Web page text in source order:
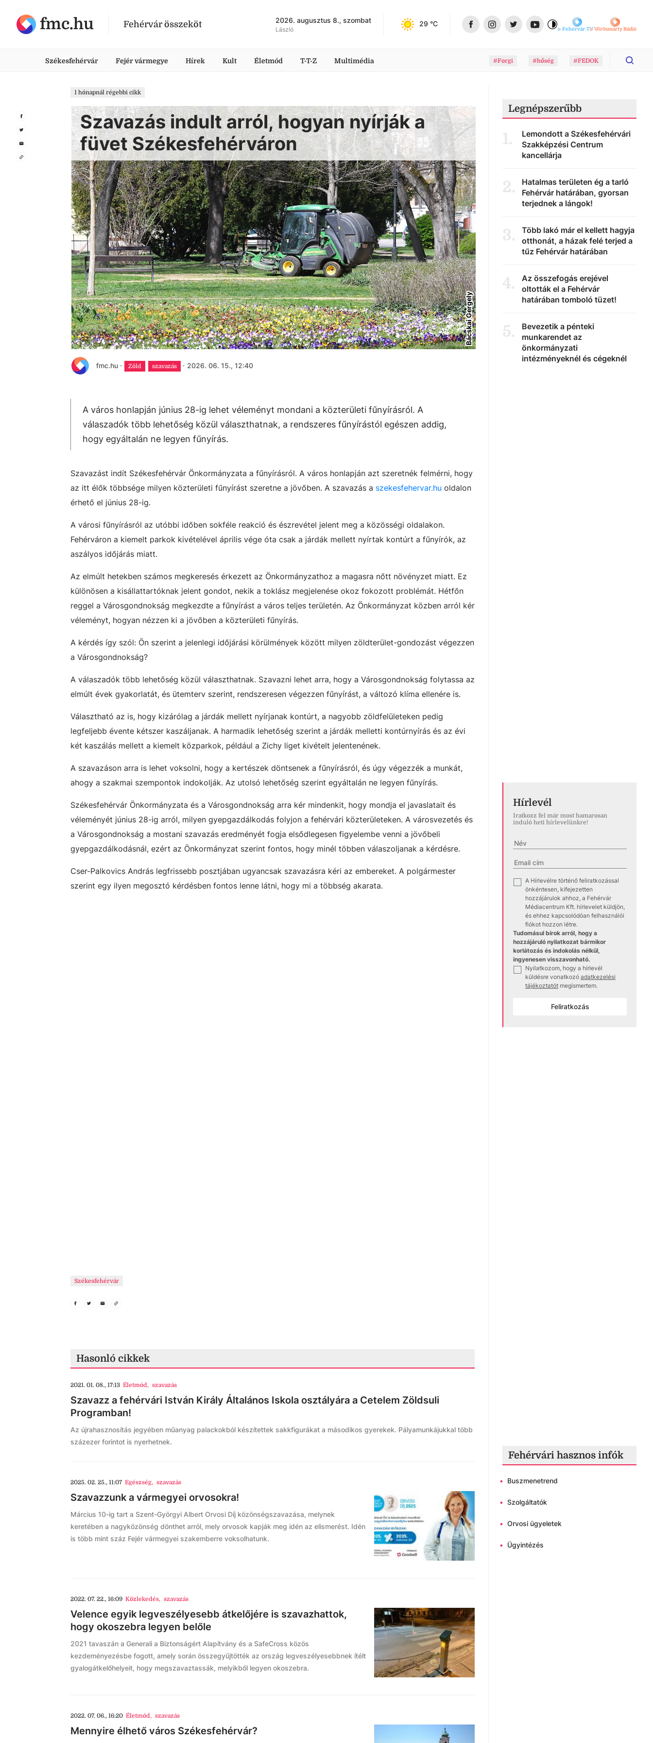
fmc.hu Fehérvár összeköt 2026. augusztus 8., szombat
László
29 °C
Fehérvár-TVVörösmarty Rádió
Székesfehérvár Fejér vármegye Hírek Kult Életmód T-T-Z Multimédia #Forgi #hőség #FEDOK
1 hónapnál régebbi cikk
Bácskai Gergely
Szavazás indult arról, hogyan nyírják a
füvet Székesfehérváron
fmc.hu · Zöld szavazás · 2026. 06. 15., 12:40
A város honlapján június 28-ig lehet véleményt mondani a közterületi fűnyírásról. A
válaszadók több lehetőség közül választhatnak, a rendszeres fűnyírástól egészen addig,
hogy egyáltalán ne legyen fűnyírás.
Szavazást indít Székesfehérvár Önkormányzata a fűnyírásról. A város honlapján azt szeretnék felmérni, hogy
az itt élők többsége milyen közterületi fűnyírást szeretne a jövőben. A szavazás a szekesfehervar.hu oldalon
érhető el június 28-ig.
A városi fűnyírásról az utóbbi időben sokféle reakció és észrevétel jelent meg a közösségi oldalakon.
Fehérváron a kiemelt parkok kivételével április vége óta csak a járdák mellett nyírtak kontúrt a fűnyírók, az
aszályos időjárás miatt.
Az elmúlt hetekben számos megkeresés érkezett az Önkormányzathoz a magasra nőtt növényzet miatt. Ez
különösen a kisállattartóknak jelent gondot, nekik a toklász megjelenése okoz fokozott problémát. Hétfőn
reggel a Városgondnokság megkezdte a fűnyírást a város teljes területén. Az Önkormányzat közben arról kér
véleményt, hogyan nézzen ki a jövőben a közterületi fűnyírás.
A kérdés így szól: Ön szerint a jelenlegi időjárási körülmények között milyen zöldterület-gondozást végezzen
a Városgondnokság?
A válaszadók több lehetőség közül választhatnak. Szavazni lehet arra, hogy a Városgondnokság folytassa az
elmúlt évek gyakorlatát, és ütemterv szerint, rendszeresen végezzen fűnyírást, a változó klíma ellenére is.
Választható az is, hogy kizárólag a járdák mellett nyírjanak kontúrt, a nagyobb zöldfelületeken pedig
legfeljebb évente kétszer kaszáljanak. A harmadik lehetőség szerint a járdák melletti kontúrnyírás és az évi
két kaszálás mellett a kiemelt közparkok, például a Zichy liget kivételt jelentenének.
A szavazáson arra is lehet voksolni, hogy a kertészek döntsenek a fűnyírásról, és úgy végezzék a munkát,
ahogy a szakmai szempontok indokolják. Az utolsó lehetőség szerint egyáltalán ne legyen fűnyírás.
Székesfehérvár Önkormányzata és a Városgondnokság arra kér mindenkit, hogy mondja el javaslatait és
véleményét június 28-ig arról, milyen gyepgazdálkodás folyjon a fehérvári közterületeken. A városvezetés és
a Városgondnokság a mostani szavazás eredményét fogja elsődlegesen figyelembe venni a jövőbeli
gyepgazdálkodásnál, ezért az Önkormányzat szerint fontos, hogy minél többen válaszoljanak a kérdésre.
Cser-Palkovics András legfrissebb posztjában ugyancsak szavazásra kéri az embereket. A polgármester
szerint egy ilyen megosztó kérdésben fontos lenne látni, hogy mi a többség akarata.
Székesfehérvár
Hasonló cikkek
2021. 01. 08., 17:13 Életmód, szavazás
Szavazz a fehérvári István Király Általános Iskola osztályára a Cetelem Zöldsuli
Programban!
Az újrahasznosítás jegyében műanyag palackokból készítettek sakkfigurákat a másodikos gyerekek. Pályamunkájukkal több
százezer forintot is nyerhetnek.
2025. 02. 25., 11:07 Egészség, szavazás
Szavazzunk a vármegyei orvosokra!
Március 10-ig tart a Szent-Györgyi Albert Orvosi Díj közönségszavazása, melynek
keretében a nagyközönség dönthet arról, mely orvosok kapják meg idén az elismerést. Idén
is több mint száz Fejér vármegyei szakemberre voksolhatunk.
2022. 07. 22., 16:09 Közlekedés, szavazás
Velence egyik legveszélyesebb átkelőjére is szavazhattok,
hogy okoszebra legyen belőle
2021 tavaszán a Generali a Biztonságért Alapítvány és a SafeCross közös
kezdeményezésbe fogott, amely során összegyűjtötték az ország legveszélyesebbnek ítélt
gyalogátkelőhelyeit, hogy megszavaztassák, melyikből legyen okoszebra.
2022. 07. 06., 16:20 Életmód, szavazás
Mennyire élhető város Székesfehérvár?
Legnépszerűbb
1.
Lemondott a Székesfehérvári
Szakképzési Centrum
kancellárja
2.
Hatalmas területen ég a tarló
Fehérvár határában, gyorsan
terjednek a lángok!
3.
Több lakó már el kellett hagyja
otthonát, a házak felé terjed a
tűz Fehérvár határában
4.
Az összefogás erejével
oltották el a Fehérvár
határában tomboló tüzet!
5.
Bevezetik a pénteki
munkarendet az
önkormányzati
intézményeknél és cégeknél
Hírlevél
Iratkozz fel már most hamarosan
induló heti hírlevelünkre!
A Hírlevélre történő feliratkozással
önkéntesen, kifejezetten
hozzájárulok ahhoz, a Fehérvár
Médiacentrum Kft. hírlevelet küldjön,
és ehhez kapcsolódóan felhasználói
fiókot hozzon létre.
Tudomásul bírok arról, hogy a
hozzájáruló nyilatkozat bármikor
korlátozás és indokolás nélkül,
ingyenesen visszavonható.
Nyilatkozom, hogy a hírlevél
küldésre vonatkozó adatkezelési
tájékoztatót megismertem.
Feliratkozás
Fehérvári hasznos infók
• Buszmenetrend
• Szolgáltatók
• Orvosi ügyeletek
• Ügyintézés